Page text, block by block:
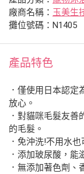
廠商名稱： 玉美生
攤位號碼：N1405
產品特色
．僅使用日本認
放心。
．對貓咪毛髮友
的毛髮。
．免沖洗!不用水
．添加玻尿酸，能
．無添加著色劑、